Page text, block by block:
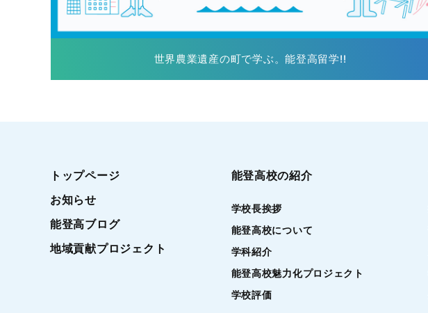
世界農業遺産の町で学ぶ。能登高留学!!
トップページ
お知らせ
能登高ブログ
地域貢献プロジェクト
能登高校の紹介
学校長挨拶
能登高校について
学科紹介
能登高校魅力化プロジェクト
学校評価